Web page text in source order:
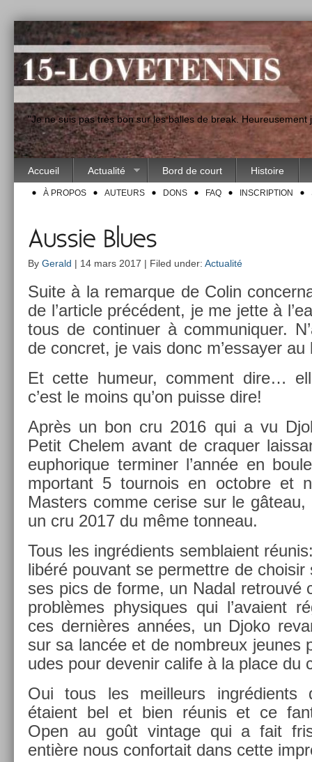
"Je ne suis pas très bon sur les balles de break.
Accueil Actualité Bord de court Histoire
À PROPOS AUTEURS DONS FAQ INSCRIPTION
Aussie Blues
By Gerald | 14 mars 2017 | Filed under: Actualité
Suite à la re­mar­que de Colin
de l’ar­ticle précédent, je me jette à
tous de con­tinu­er à com­muniqu­er.
de con­cret, je vais donc m’es­say­er au
Et cette humeur, com­ment dire…
c’est le moins qu’on puis­se dire!
Après un bon cru 2016 qui a vu
Petit Chelem avant de craqu­er
eup­horique ter­min­er l’année en
mpor­tant 5 tour­nois en oc­tob­re et
Mast­ers comme cer­ise sur le
un cru 2017 du même ton­neau.
Tous les in­grédients semblaient
libéré pouvant se per­mettre de
ses pics de forme, un Nadal retro­uvé
problèmes physiques qui l’avaient
ces dernières années, un Djoko
sur sa lancée et de nombreux
udes pour de­venir calife à la place du
Oui tous les meil­leurs in­grédients
étaient bel et bien réunis et ce
Open au goût vin­tage qui a fait
entière nous con­for­tait dans cette